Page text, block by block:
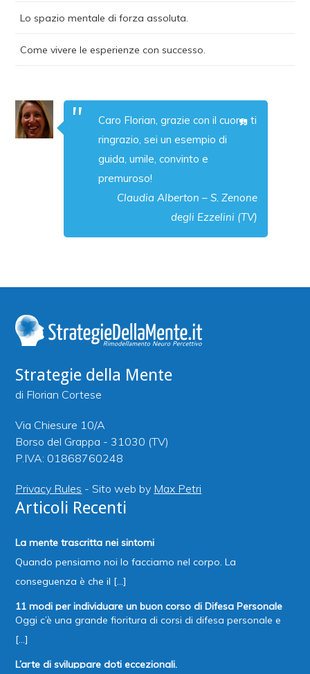
Lo spazio mentale di forza assoluta.
Come vivere le esperienze con successo.
Caro Florian, grazie con il cuore, ti
ringrazio, sei un esempio di
guida, umile, convinto e
premuroso!
Claudia Alberton – S. Zenone
degli Ezzelini (TV)
Strategie della Mente
di Florian Cortese
Via Chiesure 10/A
Borso del Grappa - 31030 (TV)
P.IVA: 01868760248
Privacy Rules - Sito web by Max Petri
Articoli Recenti
La mente trascritta nei sintomi
Quando pensiamo noi lo facciamo nel corpo. La
conseguenza è che il [...]
11 modi per individuare un buon corso di Difesa Personale
Oggi c’è una grande fioritura di corsi di difesa personale e
[...]
L’arte di sviluppare doti eccezionali.